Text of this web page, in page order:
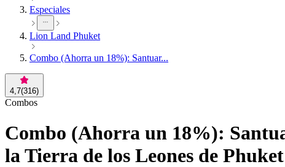
Especiales
Lion Land Phuket
Combo (Ahorra un 18%): Santuar...
4,7(316)
Combos
Combo (Ahorra un 18%):
la Tierra de los Leones de Phuket